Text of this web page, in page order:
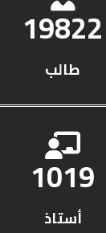
25578
طالب
1316
أستاذ